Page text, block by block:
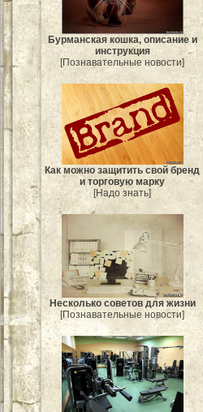
Бурманская кошка, описание и
инструкция
[Познавательные новости]
Как можно защитить свой бренд
и торговую марку
[Надо знать]
Несколько советов для жизни
[Познавательные новости]